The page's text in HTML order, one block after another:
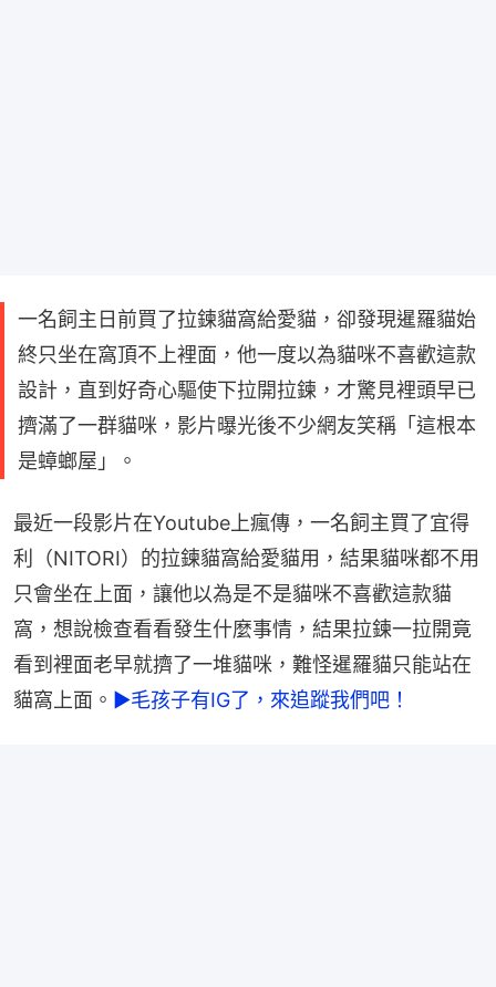
一名飼主日前買了拉鍊貓窩給愛貓，卻發現暹羅貓始
終只坐在窩頂不上裡面，他一度以為貓咪不喜歡這款
設計，直到好奇心驅使下拉開拉鍊，才驚見裡頭早已
擠滿了一群貓咪，影片曝光後不少網友笑稱「這根本
是蟑螂屋」。
最近一段影片在Youtube上瘋傳，一名飼主買了宜得
利（NITORI）的拉鍊貓窩給愛貓用，結果貓咪都不用
只會坐在上面，讓他以為是不是貓咪不喜歡這款貓
窩，想說檢查看看發生什麼事情，結果拉鍊一拉開竟
看到裡面老早就擠了一堆貓咪，難怪暹羅貓只能站在
貓窩上面。 ►毛孩子有IG了，來追蹤我們吧！